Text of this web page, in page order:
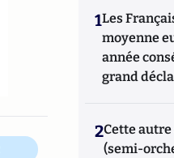
1Les
moyenne
année
grand
2Cette
(semi-